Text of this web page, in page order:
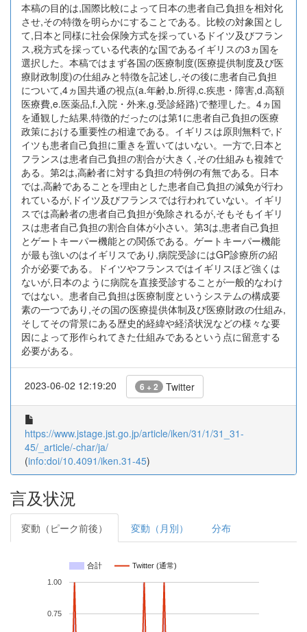
本稿の目的は,国際比較によって日本の患者自己負担を相対化
させ,その特徴を明らかにすることである。比較の対象国とし
て,日本と同様に社会保険方式を採っているドイツ及びフラン
ス,税方式を採っている代表的な国であるイギリスの3ヵ国を
選択した。本稿ではまず各国の医療制度(医療提供制度及び医
療財政制度)の仕組みと特徴を記述し,その後に患者自己負担
について,4ヵ国共通の視点(a.年齢,b.所得,c.疾患・障害,d.高額
医療費,e.医薬品,f.入院・外来,g.受診経路)で整理した。4ヵ国
を通観した結果,特徴的だったのは第1に患者自己負担の医療
政策における重要性の相違である。イギリスは原則無料で,ド
イツも患者自己負担に重きを置いてはいない。一方で,日本と
フランスは患者自己負担の割合が大きく,その仕組みも複雑で
ある。第2は,高齢者に対する負担の特例の有無である。日本
では,高齢であることを理由とした患者自己負担の減免が行わ
れているが,ドイツ及びフランスでは行われていない。イギリ
スでは高齢者の患者自己負担が免除されるが,そもそもイギリ
スは患者自己負担の割合自体が小さい。第3は,患者自己負担
とゲートキーパー機能との関係である。ゲートキーパー機能
が最も強いのはイギリスであり,病院受診にはGP診療所の紹
介が必要である。ドイツやフランスではイギリスほど強くは
ないが,日本のように病院を直接受診することが一般的なわけ
ではない。患者自己負担は医療制度というシステムの構成要
素の一つであり,その国の医療提供体制及び医療財政の仕組み,
そしてその背景にある歴史的経緯や経済状況などの様々な要
因によって形作られてきた仕組みであるという点に留意する
必要がある。
2023-06-02 12:19:20 6 + 2 Twitter
https://www.jstage.jst.go.jp/article/iken/31/1/31_31-
45/_article/-char/ja/
(info:doi/10.4091/iken.31-45)
言及状況
変動（ピーク前後） 変動（月別） 分布
合計 Twitter (通常)
0.75
1.00